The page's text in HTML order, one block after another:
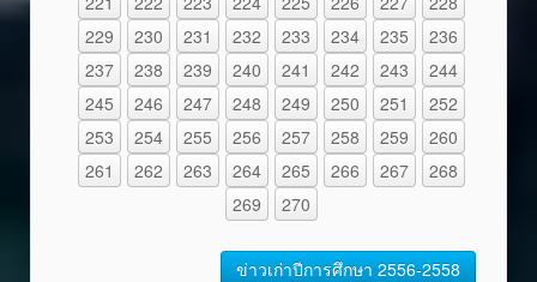
229
230 231 232 233 234 235
236
237
238 239 240 241 242 243
244
245
246 247 248 249 250 251
252
253
254 255 256 257 258 259
260
261
262 263 264 265 266 267
268
269
270
ข่าวเก่าปีการศึกษา 2556-2558